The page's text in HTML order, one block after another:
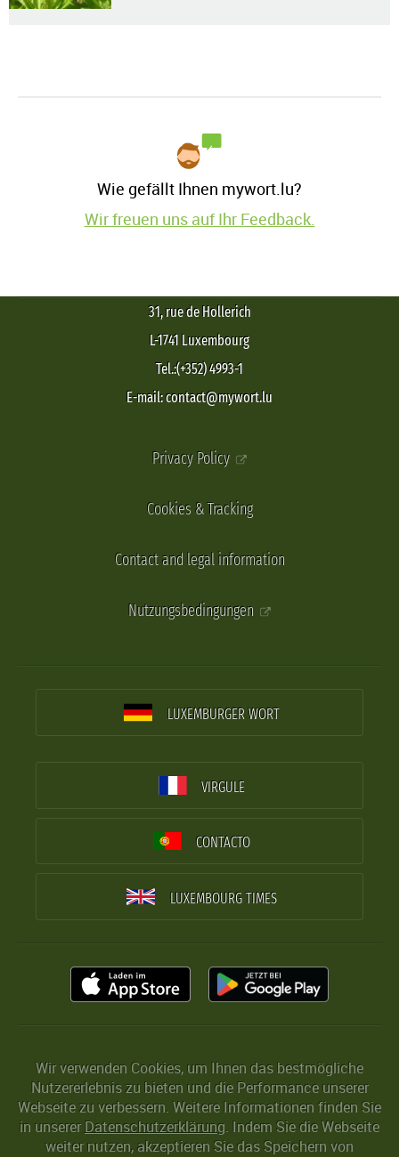
Wie gefällt Ihnen mywort.lu?
Wir freuen uns auf Ihr Feedback.
31, rue de Hollerich
L-1741 Luxembourg
Tel.:(+352) 4993-1
E-mail: contact@mywort.lu
Privacy Policy
Cookies & Tracking
Contact and legal information
Nutzungsbedingungen
LUXEMBURGER WORT
VIRGULE
CONTACTO
LUXEMBOURG TIMES
Wir verwenden Cookies, um Ihnen das bestmögliche
Nutzererlebnis zu bieten und die Performance unserer
Webseite zu verbessern. Weitere Informationen finden Sie
in unserer Datenschutzerklärung. Indem Sie die Webseite
weiter nutzen, akzeptieren Sie das Speichern von